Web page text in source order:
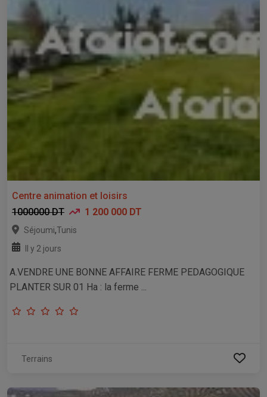
Centre animation et loisirs
1000000 DT
1 200 000 DT
Séjoumi,Tunis
Il y 2 jours
A.VENDRE UNE BONNE AFFAIRE FERME PEDAGOGIQUE
PLANTER SUR 01 Ha : la ferme ...
Terrains